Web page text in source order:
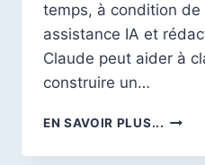
temps, à condition
assistance IA et
Claude peut aider à
construire un…
EN SAVOIR PLUS...